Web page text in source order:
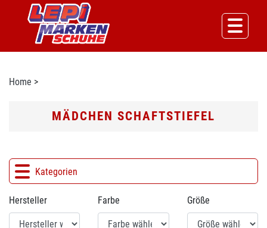
Home >
MÄDCHEN SCHAFTSTIEFEL
Kategorien
Hersteller Farbe Größe